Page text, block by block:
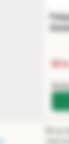
85 kr
Ett
med